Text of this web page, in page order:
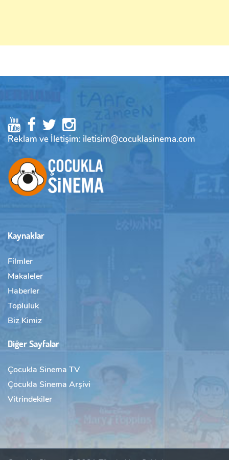
Reklam ve İletişim: iletisim@cocuklasinema.com
Kaynaklar
Filmler
Makaleler
Haberler
Topluluk
Biz Kimiz
Diğer Sayfalar
Çocukla Sinema TV
Çocukla Sinema Arşivi
Vitrindekiler